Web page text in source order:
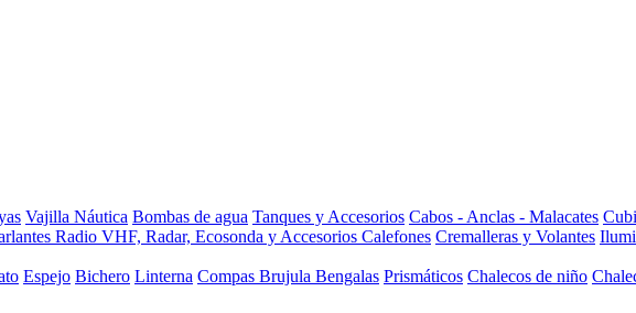
Vajilla Náutica Bombas de agua Tanques y Accesorios Cabos - Anclas - Malacates
Radio VHF, Radar, Ecosonda y Accesorios Calefones Cremalleras y Volantes
Espejo Bichero Linterna Compas Brujula Bengalas Prismáticos Chalecos de niño